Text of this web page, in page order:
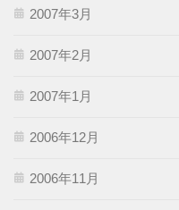
2007年3月
2007年2月
2007年1月
2006年12月
2006年11月